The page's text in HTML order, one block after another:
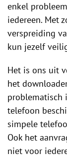
enkel
iedereen. Met
verspreiding
kun jezelf
Het is ons uit
het
problematisch
telefoon
simpele
Ook het
niet voor